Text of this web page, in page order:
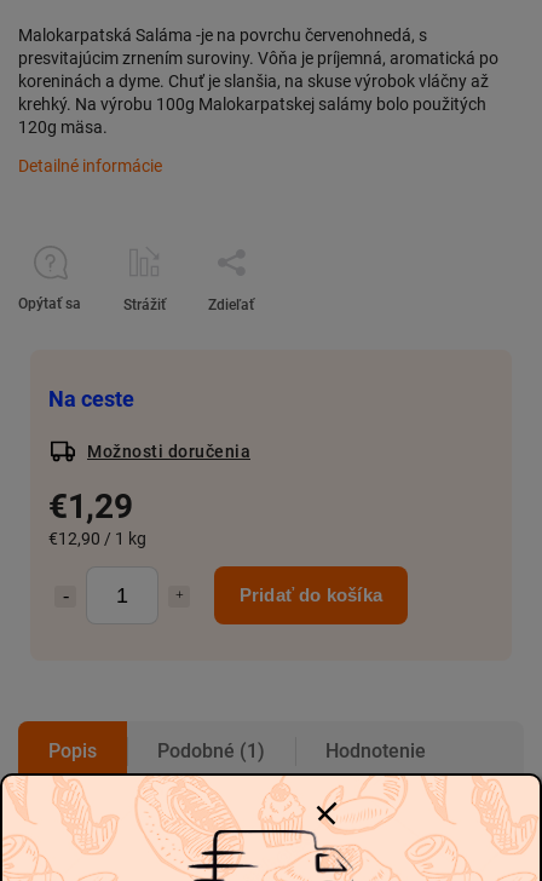
€1,29
€12,90 / 1 kg
Pridať do košíka
Na ceste
Možnosti doručenia
Malokarpatská Saláma -je na povrchu červenohnedá, s
presvitajúcim zrnením suroviny. Vôňa je príjemná, aromatická po
koreninách a dyme. Chuť je slanšia, na skuse výrobok vláčny až
krehký. Na výrobu 100g Malokarpatskej salámy bolo použitých
120g mäsa.
Detailné informácie
Opýtať sa Strážiť Zdieľať
Popis Podobné (1) Hodnotenie
Diskusia -
-